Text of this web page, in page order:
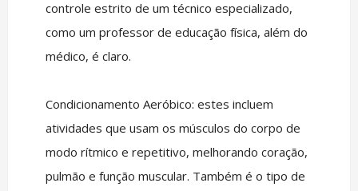
controle estrito de um técnico especializado,
como um professor de educação física, além do
médico, é claro.
Condicionamento Aeróbico: estes incluem
atividades que usam os músculos do corpo de
modo rítmico e repetitivo, melhorando coração,
pulmão e função muscular. Também é o tipo de